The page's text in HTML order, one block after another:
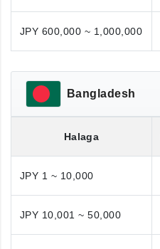
JPY 600,000 ~ 1,000,000
Bangladesh
Halaga
JPY 1 ~ 10,000
JPY 10,001 ~ 50,000